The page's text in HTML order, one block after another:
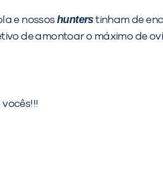
e nossos hunterstinham de
de amontoar o máximo de